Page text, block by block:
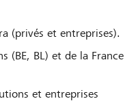
(privés et entreprises).
(BE, BL) et de la France
et entreprises